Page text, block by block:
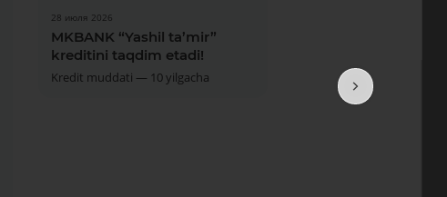
28 июля 2026
MKBANK “Yashil ta’mir”
kreditini taqdim etadi!
Kredit muddati — 10 yilgacha